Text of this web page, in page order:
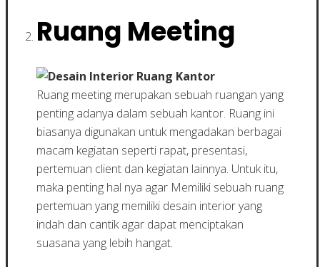
Ruang Meeting
Ruang meeting merupakan sebuah ruangan yang
penting adanya dalam sebuah kantor. Ruang ini
biasanya digunakan untuk mengadakan berbagai
macam kegiatan seperti rapat, presentasi,
pertemuan client dan kegiatan lainnya. Untuk itu,
maka penting hal nya agar Memiliki sebuah ruang
pertemuan yang memiliki desain interior yang
indah dan cantik agar dapat menciptakan
suasana yang lebih hangat.